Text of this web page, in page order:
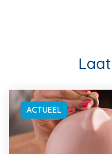
ACTUEEL